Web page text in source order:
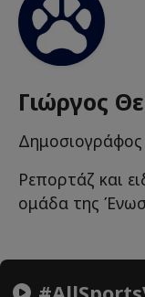
Γιώργος
Ρεπορτάζ και
ομάδα της